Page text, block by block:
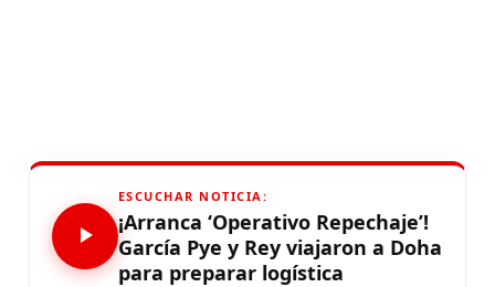
ESCUCHAR NOTICIA:
¡Arranca ‘Operativo Repechaje’!
García Pye y Rey viajaron a Doha
para preparar logística